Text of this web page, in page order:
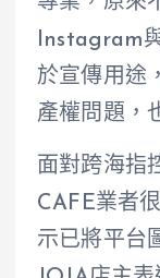
Instagram
於宣傳用途
產權問題，
面對跨海指
CAFE業者
示已將平台